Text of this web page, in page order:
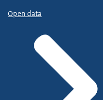
Open data